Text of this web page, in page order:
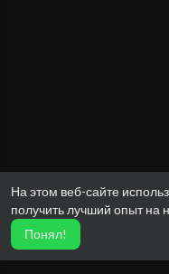
На этом веб-сайте
получить лучший опыт на
Понял!